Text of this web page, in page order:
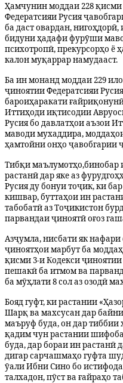
Ҳамчунин моддаи 228
Федератсияи Русия
ба даст овардан,
бидуни ҳадафи фурӯши
психотропӣ, прекурсорҳо ё
калон муқаррар намудааст.
Ба ин монанд моддаи 229
ҷиноятии Федератсияи Ру
бароиҳаракати
Иттиҳоди иқтисодии
Русия бо давлатҳои аъзои
маводи мухаддира,
ҳамтойни онҳо ҷавобгарии
Тибқи маълумотҳо,бинобар
растанӣ дар яке аз
Русия ду бонуи тоҷик, ки
кишвар, буттаҳои ин
табобатӣ аз Тоҷикистон
парвандаи ҷиноятӣ оғоз
Азҷумла, нисбати як
ҷиноятҳои марбут ба
қисми 3-и Кодекси
пешакӣ ба итмом ва
ба мӯҳлати 8 сол аз озодӣ
Бояд гуфт, ки растании
Шарқ ва махсусан дар
маъруф буда, он дар
қадим чун растании
буда, дар бораи ин растанӣ
дигар сарчашмаҳо гуфта
ӯали Ибни Сино бо
талхадон, пӯст ва ғайраҳо